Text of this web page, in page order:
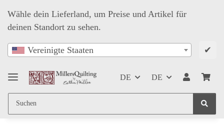
Wähle dein Lieferland, um Preise und Artikel für
deinen Standort zu sehen.
Vereinigte Staaten ✔
DE DE